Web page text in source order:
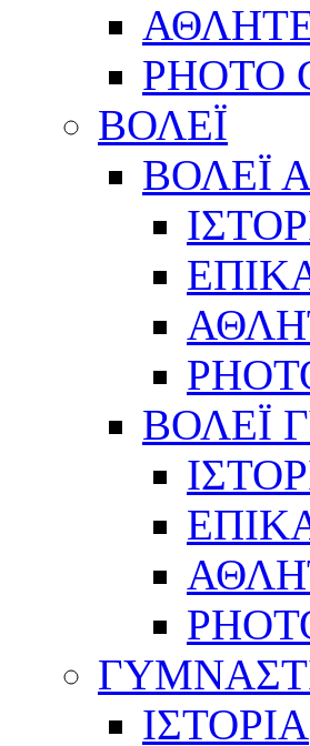
PHOTO
ΒΟΛΕΪ
ΒΟΛΕΪ
ΒΟΛΕΪ
ΙΣΤΟΡΙΑ